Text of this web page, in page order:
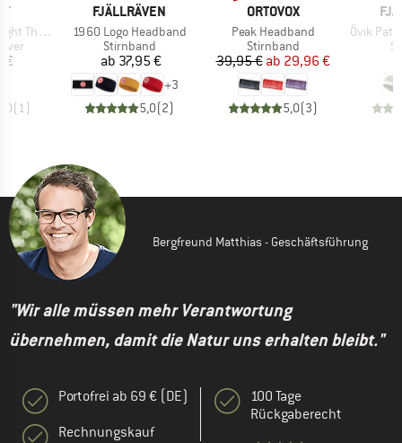
1/2 Zip
€
( 1)
MARKE
FJÄLLRÄVEN
Artikel
1960 Logo Headband
Produktgruppe
Stirnband
Preis
ab 37,95 €
+3
5,0(2)
MARKE
ORTOVOX
Artikel
Peak Headband
Produktgruppe
Stirnband
Preis
39,95 € reduzierter Preis
ab 29,96 €
5,0(3)
Artikel
Övik
Bergfreund Matthias - Geschäftsführung
"Wir alle müssen mehr Verantwortung
übernehmen, damit die Natur uns erhalten bleibt."
Portofrei ab 69 € (DE)
Rechnungskauf
100 Tage
Rückgaberecht